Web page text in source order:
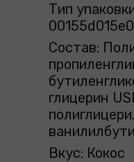
Тип
Состав:
глицерин
Вкус: Кокос